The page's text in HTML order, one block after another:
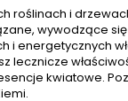
i
działanie
niebieskie światło z
urządzeń
a
roślinach i
wywodzące
i energetycznych
lecznicze
kwiatowe.